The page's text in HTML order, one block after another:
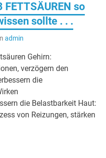
FETTSÄUREN so
sollte . . .
admin
Gehirn:
verzögern den
die
die Belastbarkeit Haut:
von Reizungen, stärken